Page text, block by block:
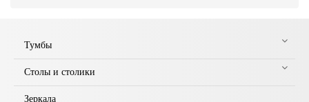
Тумбы
Столы и столики
Зеркала